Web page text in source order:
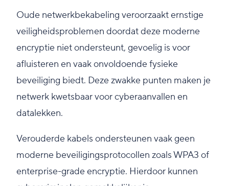
Oude netwerkbekabeling veroorzaakt ernstige
veiligheidsproblemen doordat deze moderne
encryptie niet ondersteunt, gevoelig is voor
afluisteren en vaak onvoldoende fysieke
beveiliging biedt. Deze zwakke punten maken je
netwerk kwetsbaar voor cyberaanvallen en
datalekken.
Verouderde kabels ondersteunen vaak geen
moderne beveiligingsprotocollen zoals WPA3 of
enterprise-grade encryptie. Hierdoor kunnen